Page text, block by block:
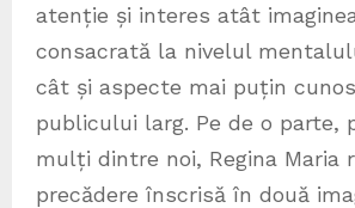
atenție și interes atât
consacrată la nivelul
cât și aspecte mai puțin
publicului larg. Pe de o parte,
mulți dintre noi, Regina Maria
precădere înscrisă în două